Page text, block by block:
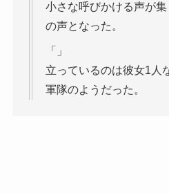
小さな呼びかける声が
の声となった。
「」
立っているのは彼女1人
軍隊のようだった。